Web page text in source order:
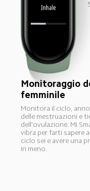
Monitoraggio
femminile
Monitora il ciclo,
delle mestruazioni e
dell'ovulazione. Mi
vibra per farti sapere
ciclo sei e avere una
in meno.